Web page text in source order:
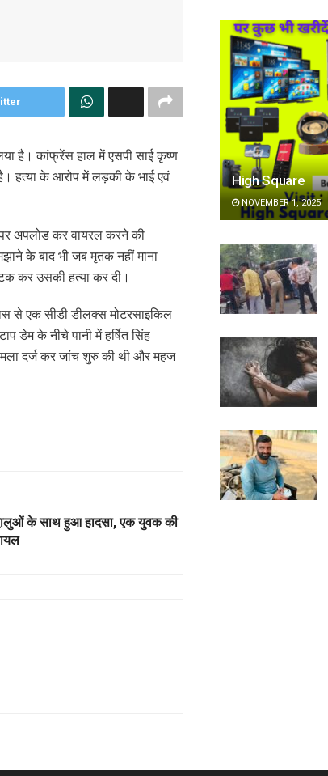
है। कांफ्रेंस हाल में एसपी साई कृष्ण
हत्या के आरोप में लड़की के भाई एवं
अपलोड कर वायरल करने की
के बाद भी जब मृतक नहीं माना
कर उसकी हत्या कर दी।
से एक सीडी डीलक्स मोटरसाइकिल
डेम के नीचे पानी में हर्षित सिंह
दर्ज कर जांच शुरु की थी और महज
के साथ हुआ हादसा, एक युवक की
High Square
NOVEMBER 1, 2025